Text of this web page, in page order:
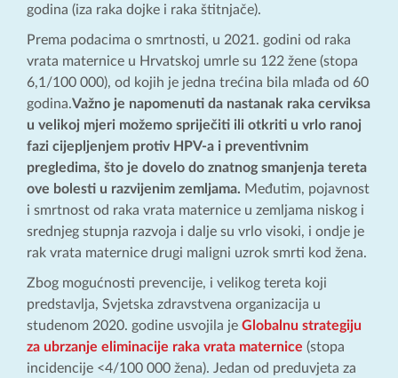
godina (iza raka dojke i raka štitnjače).
Prema podacima o smrtnosti, u 2021. godini od raka
vrata maternice u Hrvatskoj umrle su 122 žene (stopa
6,1/100 000), od kojih je jedna trećina bila mlađa od 60
godina.Važno je napomenuti da nastanak raka cerviksa
u velikoj mjeri možemo spriječiti ili otkriti u vrlo ranoj
fazi cijepljenjem protiv HPV-a i preventivnim
pregledima, što je dovelo do znatnog smanjenja tereta
ove bolesti u razvijenim zemljama. Međutim, pojavnost
i smrtnost od raka vrata maternice u zemljama niskog i
srednjeg stupnja razvoja i dalje su vrlo visoki, i ondje je
rak vrata maternice drugi maligni uzrok smrti kod žena.
Zbog mogućnosti prevencije, i velikog tereta koji
predstavlja, Svjetska zdravstvena organizacija u
studenom 2020. godine usvojila je Globalnu strategiju
za ubrzanje eliminacije raka vrata maternice (stopa
incidencije <4/100 000 žena). Jedan od preduvjeta za